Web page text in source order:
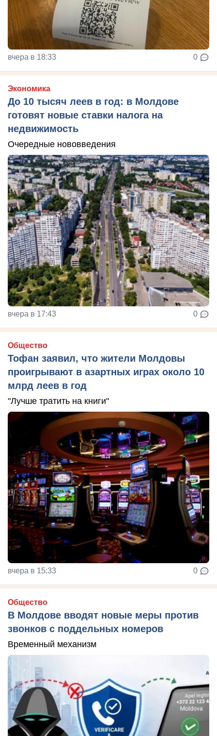
вчера в 18:33 0
Экономика
До 10 тысяч леев в год: в Молдове
готовят новые ставки налога на
недвижимость
Очередные нововведения
вчера в 17:43 0
Общество
Тофан заявил, что жители Молдовы
проигрывают в азартных играх около 10
млрд леев в год
"Лучше тратить на книги"
вчера в 15:33 0
Общество
В Молдове вводят новые меры против
звонков с поддельных номеров
Временный механизм